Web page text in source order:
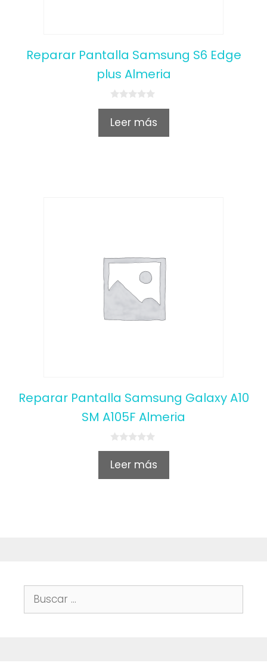
Reparar Pantalla Samsung S6 Edge
plus Almeria
0
u
Leer más
Reparar Pantalla Samsung Galaxy A10
SM A105F Almeria
0
u
Leer más
Buscar: